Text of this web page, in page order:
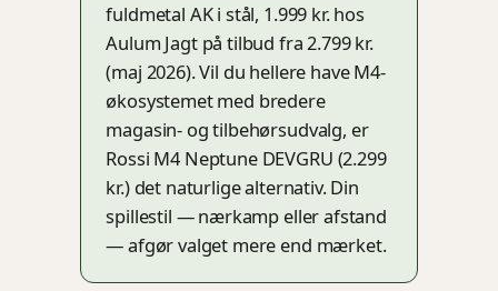
fuldmetal AK i stål, 1.999 kr. hos
Aulum Jagt på tilbud fra 2.799 kr.
(maj 2026). Vil du hellere have M4-
økosystemet med bredere
magasin- og tilbehørsudvalg, er
Rossi M4 Neptune DEVGRU (2.299
kr.) det naturlige alternativ. Din
spillestil — nærkamp eller afstand
— afgør valget mere end mærket.